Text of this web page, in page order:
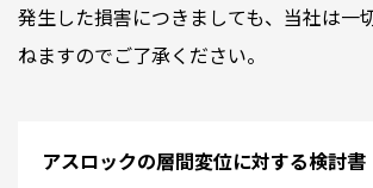
発生した損害につきましても、当社は一
ねますのでご了承ください。
アスロックの層間変位に対する検討書